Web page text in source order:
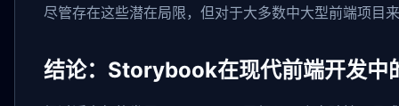
尽管存在这些潜在局限，但对于大多数中大型前端项
结论：Storybook在现代前端开发中